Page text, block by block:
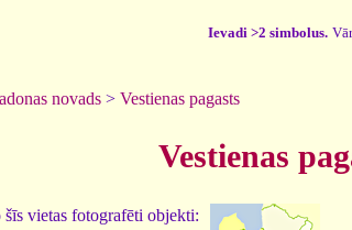
Ievadi >2 simbolus.
novads > Vestienas pagasts
Vestienas
vietas fotografēti objekti: